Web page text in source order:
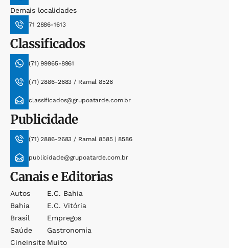
Demais localidades
71 2886-1613
Classificados
(71) 99965-8961
(71) 2886-2683 / Ramal 8526
classificados@grupoatarde.com.br
Publicidade
(71) 2886-2683 / Ramal 8585 | 8586
publicidade@grupoatarde.com.br
Canais e Editorias
Autos
Bahia
Brasil
Saúde
Cineinsite
E.c. Bahia
E.c. Vitória
Empregos
Gastronomia
Muito